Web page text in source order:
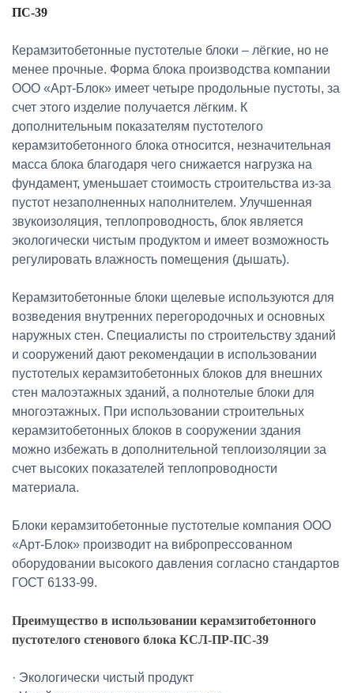
ПС-39
Керамзитобетонные пустотелые блоки – лёгкие, но не
менее прочные. Форма блока производства компании
ООО «Арт-Блок» имеет четыре продольные пустоты, за
счет этого изделие получается лёгким. К
дополнительным показателям пустотелого
керамзитобетонного блока относится, незначительная
масса блока благодаря чего снижается нагрузка на
фундамент, уменьшает стоимость строительства из-за
пустот незаполненных наполнителем. Улучшенная
звукоизоляция, теплопроводность, блок является
экологически чистым продуктом и имеет возможность
регулировать влажность помещения (дышать).
Керамзитобетонные блоки щелевые используются для
возведения внутренних перегородочных и основных
наружных стен. Специалисты по строительству зданий
и сооружений дают рекомендации в использовании
пустотелых керамзитобетонных блоков для внешних
стен малоэтажных зданий, а полнотелые блоки для
многоэтажных. При использовании строительных
керамзитобетонных блоков в сооружении здания
можно избежать в дополнительной теплоизоляции за
счет высоких показателей теплопроводности
материала.
Блоки керамзитобетонные пустотелые компания ООО
«Арт-Блок» производит на вибропрессованном
оборудовании высокого давления согласно стандартов
ГОСТ 6133-99.
Преимущество в использовании керамзитобетонного
пустотелого стенового блока КСЛ-ПР-ПС-39
· Экологически чистый продукт